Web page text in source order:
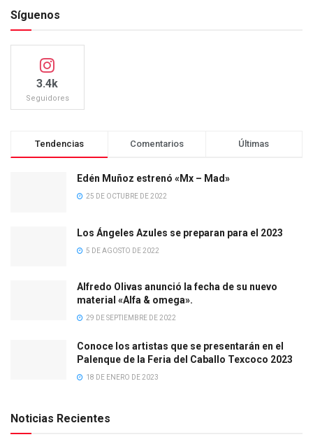
Síguenos
3.4k
Seguidores
Tendencias Comentarios Últimas
Edén Muñoz estrenó «Mx – Mad»
25 DE OCTUBRE DE 2022
Los Ángeles Azules se preparan para el 2023
5 DE AGOSTO DE 2022
Alfredo Olivas anunció la fecha de su nuevo
material «Alfa & omega».
29 DE SEPTIEMBRE DE 2022
Conoce los artistas que se presentarán en el
Palenque de la Feria del Caballo Texcoco 2023
18 DE ENERO DE 2023
Noticias Recientes